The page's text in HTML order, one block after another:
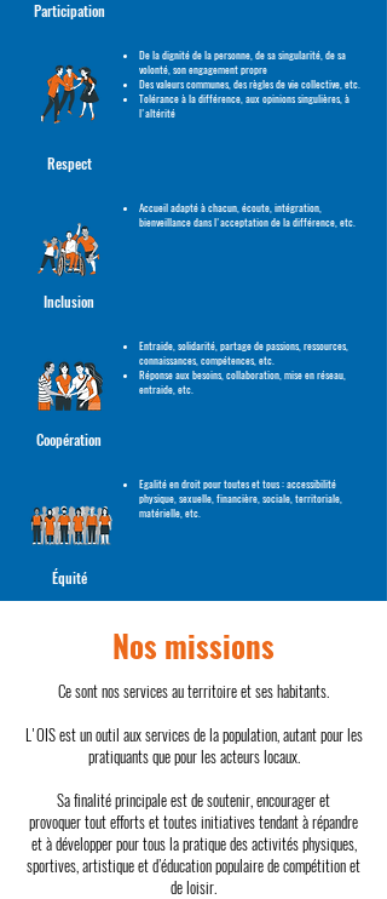
Participation
De la dignité de la personne, de sa singularité, de sa
volonté, son engagement propre
Des valeurs communes, des règles de vie collective, etc.
Tolérance à la différence, aux opinions singulières, à
l'altérité
Respect
Accueil adapté à chacun, écoute, intégration,
bienveillance dans l'acceptation de la différence, etc.
Inclusion
Entraide, solidarité, partage de passions, ressources,
connaissances, compétences, etc.
Réponse aux besoins, collaboration, mise en réseau,
entraide, etc.
Coopération
Egalité en droit pour toutes et tous : accessibilité
physique, sexuelle, financière, sociale, territoriale,
matérielle, etc.
Équité
Nos missions
Ce sont nos services au territoire et ses habitants.
L'OIS est un outil aux services de la population, autant pour les
pratiquants que pour les acteurs locaux.
Sa finalité principale est desoutenir, encourager et
provoquertout efforts et toutes initiatives tendant à répandre
et à développer pour tous la pratique des activités physiques,
sportives, artistique et d’éducation populaire de compétition et
de loisir.